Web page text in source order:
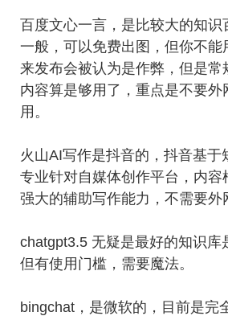
百度文心一言，是比较大的知识
一般，可以免费出图，但你不能
来发布会被认为是作弊，但是常
内容算是够用了，重点是不要外
用。
火山AI写作是抖音的，抖音基于
专业针对自媒体创作平台，内容
强大的辅助写作能力，不需要外
chatgpt3.5 无疑是最好的知识库
但有使用门槛，需要魔法。
bingchat，是微软的，目前是完